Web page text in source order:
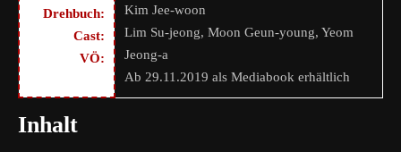
Drehbuch:
Cast:
VÖ:
Kim Jee-woon
Lim Su-jeong, Moon Geun-young, Yeom
Jeong-a
Ab 29.11.2019 als Mediabook erhältlich
Inhalt